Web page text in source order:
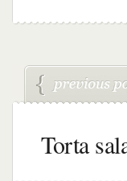
Torta